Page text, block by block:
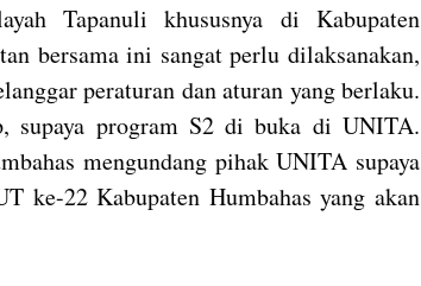
Tapanuli khususnya di Kabupaten
bersama ini sangat perlu dilaksanakan,
peraturan dan aturan yang berlaku.
supaya program S2 di buka di UNITA.
mengundang pihak UNITA supaya
ke-22 Kabupaten Humbahas yang akan